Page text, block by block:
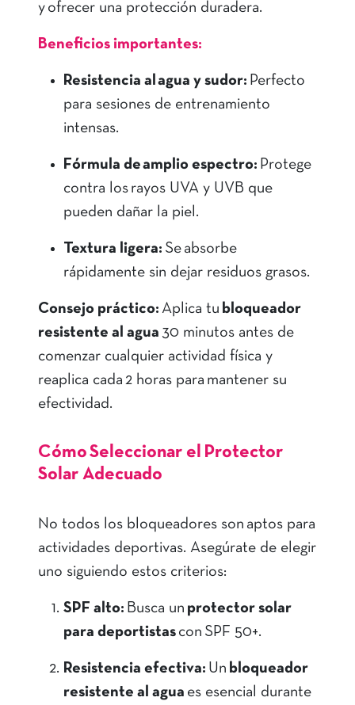
y ofrecer una protección duradera.
Beneficios importantes:
Resistencia al agua y sudor: Perfecto
para sesiones de entrenamiento
intensas.
Fórmula de amplio espectro: Protege
contra los rayos UVA y UVB que
pueden dañar la piel.
Textura ligera: Se absorbe
rápidamente sin dejar residuos grasos.
Consejo práctico: Aplica tu bloqueador
resistente al agua 30 minutos antes de
comenzar cualquier actividad física y
reaplica cada 2 horas para mantener su
efectividad.
Cómo Seleccionar el Protector
Solar Adecuado
No todos los bloqueadores son aptos para
actividades deportivas. Asegúrate de elegir
uno siguiendo estos criterios:
SPF alto: Busca un protector solar
para deportistas con SPF 50+.
Resistencia efectiva: Un bloqueador
resistente al agua es esencial durante